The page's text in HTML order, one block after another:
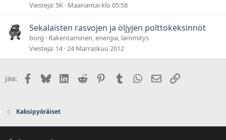
Viestejä 5K Maanantai klo 05:58
Sekalaisten rasvojen ja öljyjen polttokeksinnöt
borg
Rakentaminen, energia, lämmitys
Viestejä 14 24 Marraskuu 2012
Jaa: Facebook
BlueskyLinkedIn
Reddit PinterestTumblr WhatsApp
Sähköposti
Linkki
Kaksipyöräiset